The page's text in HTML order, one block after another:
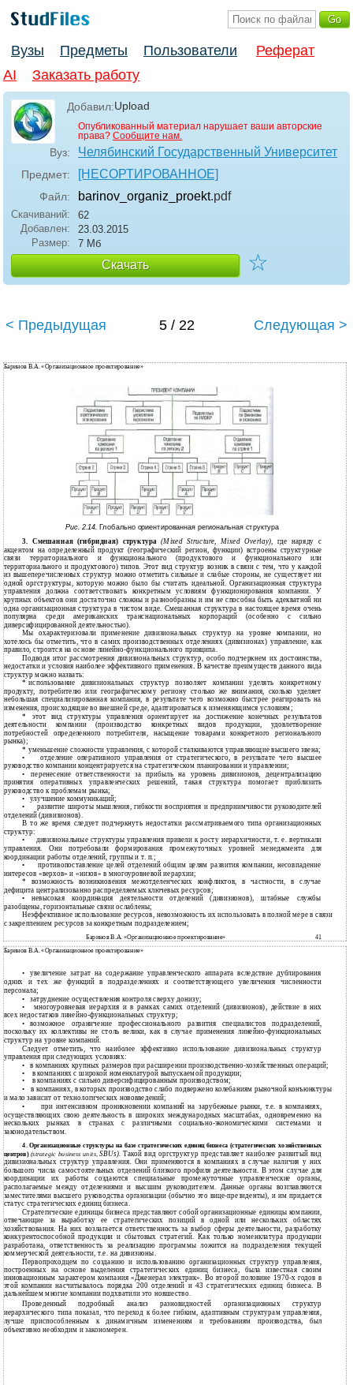
Вузы Предметы Пользователи
Реферат
AI
Заказать работу
Добавил:Upload
Опубликованный материал нарушает ваши авторские
права? Сообщите нам.
Вуз: Челябинский Государственный Университет
Предмет: [НЕСОРТИРОВАННОЕ]
Файл: barinov_organiz_proekt.pdf
Скачиваний:
62
Добавлен:
23.03.2015
Размер:
7 Мб
Скачать ☆
< Предыдущая 5 / 22 Следующая >
Баринов В.А. «Организационное проектирование»
Рис. 2.14. Глобально ориентированная региональная структура
3. Смешанная (гибридная) структура(Mixed Structure, Mixed Overlay),где наряду с
акцентом на определенный продукт (географический регион, функции) встроены структурные
связи территориального и функционального (продуктового и функционального или
территориального и продуктового) типов. Этот вид структур возник в связи с тем, что у каждой
из вышеперечисленных структур можно отметить сильные и слабые стороны, не существует ни
одной оргструктуры, которую можно было бы считать идеальной. Организационная структура
управления должна соответствовать конкретным условиям функционирования компании. У
крупных объектов они достаточно сложны и разнообразны и им не способна быть адекватной ни
одна организационная структура в чистом виде. Смешанная структура в настоящее время очень
популярна среди американских транснациональных корпораций (особенно с сильно
диверсифицированной деятельностью).
Мы охарактеризовали применение дивизиональных структур на уровне компании, но
хотелось бы отметить, что в самих производственных отделениях (дивизионах) управление, как
правило, строится на основе линейно-функционального принципа.
Подводя итог рассмотрения дивизиональных структур, особо подчеркнем их достоинства,
недостатки и условия наиболее эффективного применения. В качестве преимуществ данного вида
структур можно назвать:
* использование дивизиональных структур позволяет компании уделять конкретному
продукту, потребителю или географическому региону столько же внимания, сколько уделяет
небольшая специализированная компания, в результате чего возможно быстрее реагировать на
изменения, происходящие во внешней среде, адаптироваться к изменяющимся условиям;
*
этот вид структуры управления ориентирует на достижение конечных результатов
деятельности компании (производство конкретных видов продукции, удовлетворение
потребностей определенного потребителя, насыщение товарами конкретного регионального
рынка);
* уменьшение сложности управления, с которой сталкиваются управляющие высшего звена;
• отделение оперативного управления от стратегического, в результате чего высшее
руководство компании концентрируется на стратегическом планировании и управлении;
• перенесение ответственности за прибыль на уровень дивизионов, децентрализацию
принятия оперативных управленческих решений, такая структура помогает приблизить
руководство к проблемам рынка;
•
улучшение коммуникаций;
•
развитие широты мышления, гибкости восприятия и предприимчивости руководителей
отделений (дивизионов).
В то же время следует подчеркнуть недостатки рассматриваемого типа организационных
структур:
•
дивизиональные структуры управления привели к росту иерархичности, т. е. вертикали
управления. Они потребовали формирования промежуточных уровней менеджмента для
координации работы отделений, группы и т. п.;
•
противопоставление целей отделений общим целям развития компании, несовпадение
интересов «верхов» и «низов» в многоуровневой иерархии;
* возможность возникновения межотделенческих конфликтов, в частности, в случае
дефицита централизованно распределяемых ключевых ресурсов;
•
невысокая координация деятельности отделений (дивизионов), штабные службы
разобщены, горизонтальные связи ослаблены;
Неэффективное использование ресурсов, невозможность их использовать в полной мере в связи
с закреплением ресурсов за конкретным подразделением;
Баринов В.А. «Организационное проектирование»
41
Баринов В.А. «Организационное проектирование»
• увеличение затрат на содержание управленческого аппарата вследствие дублирования
одних и тех же функций в подразделениях и соответствующего увеличения численности
персонала;
• затруднение осуществления контроля сверху донизу;
•
многоуровневая иерархия и в рамках самих отделений (дивизионов), действие в них
всех недостатковлинейно-функциональных структур;
•
возможное ограничение профессионального развития специалистов подразделений,
поскольку их коллективы не столь велики, как в случае применениялинейно-функциональных
структур на уровне компаний.
Следует отметить, что наиболее эффективно использование дивизиональных структур
управления при следующих условиях:
•
в компаниях крупных размеров при расширении производственно-хозяйственных операций;
•
в компаниях с широкой номенклатурой выпускаемой продукции;
•
в компаниях с сильно диверсифицированным производством;
•
в компаниях, в которых производство слабо подвержено колебаниям рыночной конъюнктуры
и мало зависит от технологических нововведений;
•
при интенсивном проникновении компаний на зарубежные рынки, т.е. в компаниях,
осуществляющих свою деятельность в широких международных масштабах, одновременно на
нескольких рынках в странах с различнымисоциально-экономическими системами и
законодательством.
4. Организационные структуры на базе стратегических единиц бизнеса (стратегических хозяйственных
центров) (strategic business units,SBUs).Такой вид оргструктур представляет наиболее развитый вид
дивизиональных структур управления. Они применяются в компаниях в случае наличия у них
большого числа самостоятельных отделений близкого профиля деятельности. В этом случае для
координации их работы создаются специальные промежуточные управленческие органы,
располагаемые между отделениями и высшим руководителем. Данные органы возглавляются
заместителями высшего руководства организации (обычно это вице-президенты), и им придается
статус стратегических единиц бизнеса.
Стратегические единицы бизнеса представляют собой организационные единицы компании,
отвечающие за выработку ее стратегических позиций в одной или нескольких областях
хозяйствования. На них возлагается ответственность за выбор сферы деятельности, разработку
конкурентоспособной продукции и сбытовых стратегий. Как только номенклатура продукции
разработана, ответственность за реализацию программы ложится на подразделения текущей
коммерческой деятельности, т.е. на дивизионы.
Первопроходцем по созданию и использованию организационных структур управления,
построенных на основе выделения стратегических единиц бизнеса, была известная своим
инновационным характером компания «Дженерал электрик». Во второй половине 1970-х годов в
этой компании насчитывалось порядка 200 отделений и 43 стратегических единиц бизнеса. В
дальнейшем многие компании подхватили это новшество.
Проведенный подробный анализ разновидностей организационных структур
иерархического типа показал, что переход к более гибким, адаптивным структурам управления,
лучше приспособленным к динамичным изменениям и требованиям производства, был
объективно необходим и закономерен.